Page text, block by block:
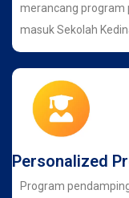
merancang program
masuk Sekolah
Personalized
Program